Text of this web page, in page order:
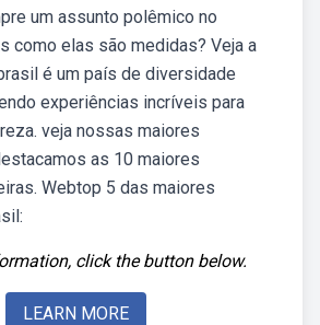
um assunto polêmico no
como elas são medidas? Veja a
é um país de diversidade
experiências incríveis para
veja nossas maiores
as 10 maiores
Webtop 5 das maiores
click the button below.
LEARN MORE